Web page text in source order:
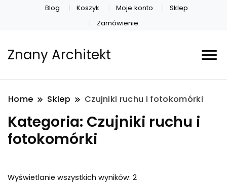
Blog Koszyk Moje konto
Sklep
Zamówienie
Znany Architekt
Home Sklep Czujniki ruchu i fotokomórki
Kategoria: Czujniki ruchu i
fotokomórki
Wyświetlanie wszystkich wyników: 2Posortowane